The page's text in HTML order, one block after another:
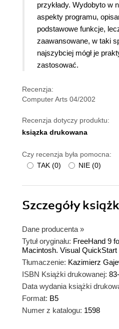
przykłady. Wydobyto w
aspekty programu,
podstawowe funkcje,
zaawansowane, w taki
najszybciej mógł je
zastosować.
Recenzja:
Computer Arts 04/2002
Recenzja dotyczy produktu:
ksiązka drukowana
Czy recenzja była pomocna:
TAK (0) NIE (0)
Szczegóły
Dane producenta »
Tytuł oryginału: FreeHand 9
Macintosh. Visual QuickStart
Tłumaczenie: Kazimierz
ISBN Książki drukowanej:
Data wydania książki
Format: B5
Numer z katalogu: 1598